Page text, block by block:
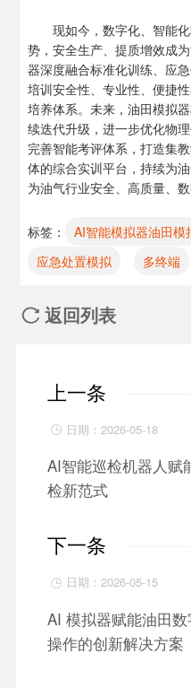
现如今，数字化、智能
势，安全生产、提质增效成
器深度融合标准化训练、应
培训安全性、专业性、便捷
培养体系。未来，油田模拟
续迭代升级，进一步优化物
完善智能考评体系，打造集
体的综合实训平台，持续为
为油气行业安全、高质量、
标签： AI智能模拟器油田模
应急处置模拟
多终端
 返回列表
上一条
 日期：2026-05-18
AI智能巡检机器人赋
检新范式
下一条
 日期：2026-05-15
AI 模拟器赋能油田
操作的创新解决方案